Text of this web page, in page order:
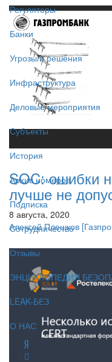
Регуляторы
Банки
Угрозы и решения
Инфраструктура
Деловые мероприятия
Субъекты
История
Архив номеров
Подписка
Сотрудничество
Отзывы
ЭНЦИКЛОПЕДИЯ
LEAK-БЕЗ
О НАС
SOC: ошибки
лучше не
8 августа, 2020
Алексей Плешков